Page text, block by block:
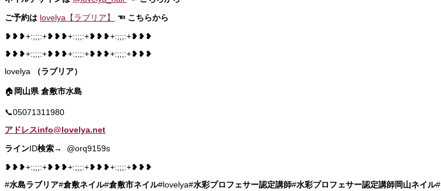
ご予約は lovelya【ラブリア】 ☜ こちらから
❥❥❥+:;;;:+❥❥❥+:;;;:+❥❥❥+:;;;:+❥❥❥
❥❥❥+:;;;:+❥❥❥+:;;;:+❥❥❥+:;;;:+❥❥❥
lovelya
（ラブリア）
🏠 岡山県 倉敷市水島
📞05071311980
アドレスinfo@lovelya.net
ラインID検索→ @orq9159s
❥❥❥+:;;;:+❥❥❥+:;;;:+❥❥❥+:;;;:+❥❥❥
#水島ラブリア#倉敷ネイル#倉敷市ネイル#lovelya#水彩プロフェサー認定講師#水彩プロフェサー認定講師岡山ネイル#